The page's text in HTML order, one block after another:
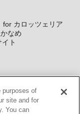
for カロッツェリア
なめ
ト
ト・システム向け地
DB 住所確認
Research
purposes of
site and for
You can